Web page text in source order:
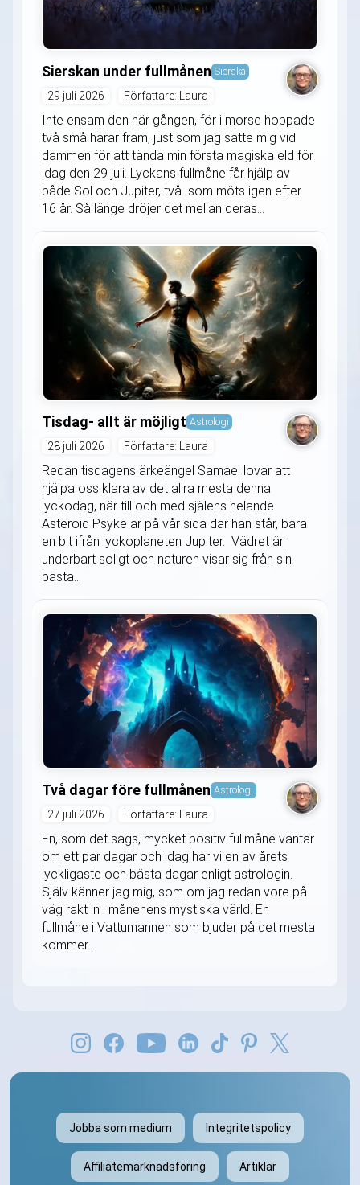
Sierskan under fullmånen Sierska
29 juli 2026 Författare: Laura
Inte ensam den här gången, för i morse hoppade
två små harar fram, just som jag satte mig vid
dammen för att tända min första magiska eld för
idag den 29 juli. Lyckans fullmåne får hjälp av
både Sol och Jupiter, två som möts igen efter
16 år. Så länge dröjer det mellan deras...
Tisdag- allt är möjligt Astrologi
28 juli 2026 Författare: Laura
Redan tisdagens ärkeängel Samael lovar att
hjälpa oss klara av det allra mesta denna
lyckodag, när till och med själens helande
Asteroid Psyke är på vår sida där han står, bara
en bit ifrån lyckoplaneten Jupiter. Vädret är
underbart soligt och naturen visar sig från sin
bästa...
Två dagar före fullmånen Astrologi
27 juli 2026 Författare: Laura
En, som det sägs, mycket positiv fullmåne väntar
om ett par dagar och idag har vi en av årets
lyckligaste och bästa dagar enligt astrologin.
Själv känner jag mig, som om jag redan vore på
väg rakt in i månenens mystiska värld. En
fullmåne i Vattumannen som bjuder på det mesta
kommer...
Jobba som medium Integritetspolicy
Affiliatemarknadsföring Artiklar